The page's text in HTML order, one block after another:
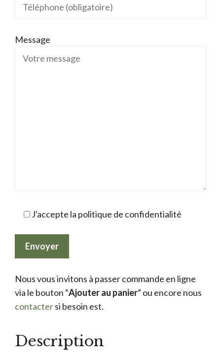
Message
J'accepte la politique de confidentialité
Nous vous invitons à passer commande en ligne
via le bouton “Ajouter au panier” ou encore nous
contactersi besoin est.
Description